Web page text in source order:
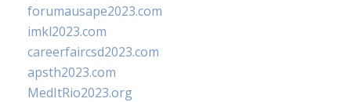
forumausape2023.com
imkl2023.com
careerfaircsd2023.com
apsth2023.com
MedItRio2023.org